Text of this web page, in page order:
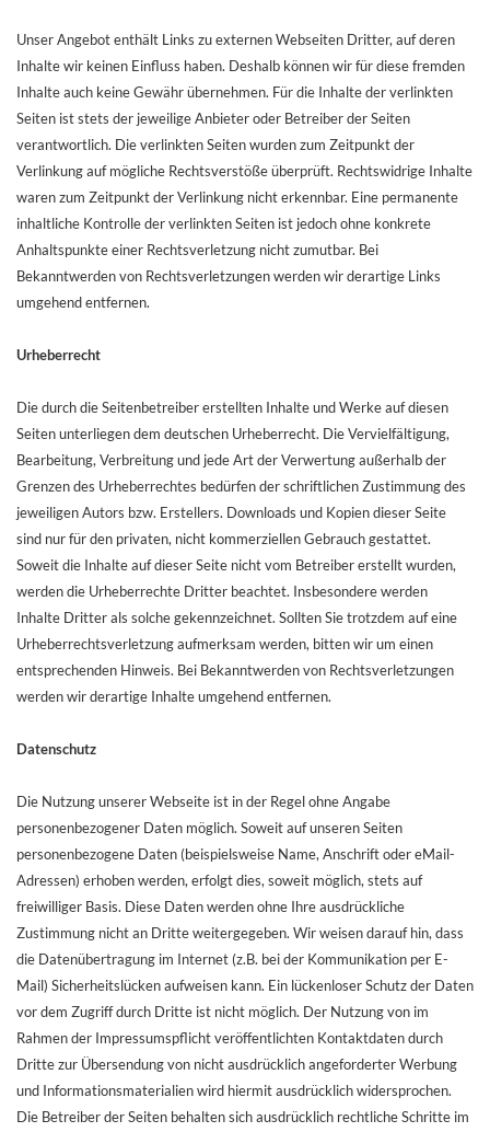
Unser Angebot enthält Links zu externen Webseiten Dritter, auf deren
Inhalte wir keinen Einfluss haben. Deshalb können wir für diese fremden
Inhalte auch keine Gewähr übernehmen. Für die Inhalte der verlinkten
Seiten ist stets der jeweilige Anbieter oder Betreiber der Seiten
verantwortlich. Die verlinkten Seiten wurden zum Zeitpunkt der
Verlinkung auf mögliche Rechtsverstöße überprüft. Rechtswidrige Inhalte
waren zum Zeitpunkt der Verlinkung nicht erkennbar. Eine permanente
inhaltliche Kontrolle der verlinkten Seiten ist jedoch ohne konkrete
Anhaltspunkte einer Rechtsverletzung nicht zumutbar. Bei
Bekanntwerden von Rechtsverletzungen werden wir derartige Links
umgehend entfernen.
Urheberrecht
Die durch die Seitenbetreiber erstellten Inhalte und Werke auf diesen
Seiten unterliegen dem deutschen Urheberrecht. Die Vervielfältigung,
Bearbeitung, Verbreitung und jede Art der Verwertung außerhalb der
Grenzen des Urheberrechtes bedürfen der schriftlichen Zustimmung des
jeweiligen Autors bzw. Erstellers. Downloads und Kopien dieser Seite
sind nur für den privaten, nicht kommerziellen Gebrauch gestattet.
Soweit die Inhalte auf dieser Seite nicht vom Betreiber erstellt wurden,
werden die Urheberrechte Dritter beachtet. Insbesondere werden
Inhalte Dritter als solche gekennzeichnet. Sollten Sie trotzdem auf eine
Urheberrechtsverletzung aufmerksam werden, bitten wir um einen
entsprechenden Hinweis. Bei Bekanntwerden von Rechtsverletzungen
werden wir derartige Inhalte umgehend entfernen.
Datenschutz
Die Nutzung unserer Webseite ist in der Regel ohne Angabe
personenbezogener Daten möglich. Soweit auf unseren Seiten
personenbezogene Daten (beispielsweise Name, Anschrift oder eMail-
Adressen) erhoben werden, erfolgt dies, soweit möglich, stets auf
freiwilliger Basis. Diese Daten werden ohne Ihre ausdrückliche
Zustimmung nicht an Dritte weitergegeben. Wir weisen darauf hin, dass
die Datenübertragung im Internet (z.B. bei der Kommunikation per E-
Mail) Sicherheitslücken aufweisen kann. Ein lückenloser Schutz der Daten
vor dem Zugriff durch Dritte ist nicht möglich. Der Nutzung von im
Rahmen der Impressumspflicht veröffentlichten Kontaktdaten durch
Dritte zur Übersendung von nicht ausdrücklich angeforderter Werbung
und Informationsmaterialien wird hiermit ausdrücklich widersprochen.
Die Betreiber der Seiten behalten sich ausdrücklich rechtliche Schritte im